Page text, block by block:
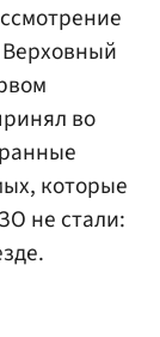
во
которые
не стали: